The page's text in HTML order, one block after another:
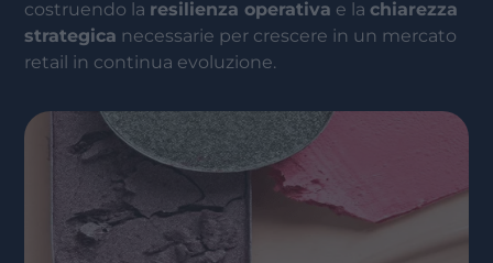
costruendo la resilienza operativa e lachiarezza
strategica necessarie per crescere in un mercato
retail in continua evoluzione.